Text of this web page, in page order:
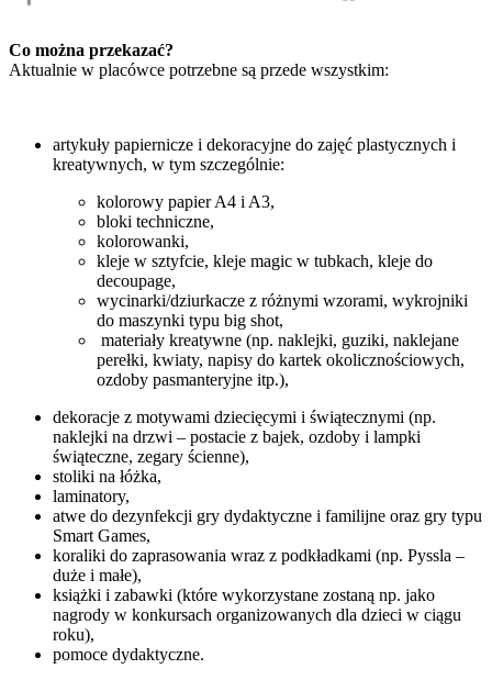
Co można przekazać?
Aktualnie w placówce potrzebne są przede wszystkim:
artykuły papiernicze i dekoracyjne do zajęć plastycznych i
kreatywnych, w tym szczególnie:
kolorowy papier A4 i A3,
bloki techniczne,
kolorowanki,
kleje w sztyfcie, kleje magic w tubkach, kleje do
decoupage,
wycinarki/dziurkacze z różnymi wzorami, wykrojniki
do maszynki typu big shot,
materiały kreatywne (np. naklejki, guziki, naklejane
perełki, kwiaty, napisy do kartek okolicznościowych,
ozdoby pasmanteryjne itp.),
dekoracje z motywami dziecięcymi i świątecznymi (np.
naklejki na drzwi – postacie z bajek, ozdoby i lampki
świąteczne, zegary ścienne),
stoliki na łóżka,
laminatory,
atwe do dezynfekcji gry dydaktyczne i familijne oraz gry typu
Smart Games,
koraliki do zaprasowania wraz z podkładkami (np. Pyssla –
duże i małe),
książki i zabawki (które wykorzystane zostaną np. jako
nagrody w konkursach organizowanych dla dzieci w ciągu
roku),
pomoce dydaktyczne.